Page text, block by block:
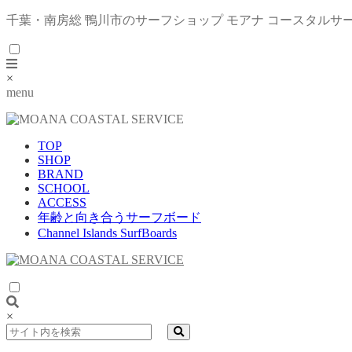
千葉・南房総 鴨川市のサーフショップ モアナ コースタルサ
×
menu
TOP
SHOP
BRAND
SCHOOL
ACCESS
年齢と向き合うサーフボード
Channel Islands SurfBoards
×